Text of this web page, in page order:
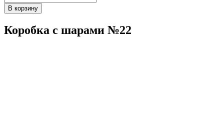
В корзину
Коробка с шарами №22